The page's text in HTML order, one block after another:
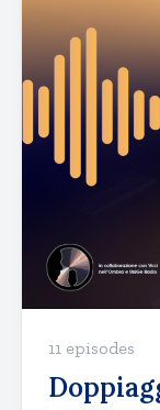
11 episodes